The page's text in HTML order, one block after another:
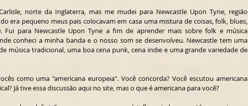
norte da Inglaterra, mas me mudei para Newcastle Upon Tyne, região
era pequeno meus pais colocavam em casa uma mistura de coisas, folk, blues,
Fui para Newcastle Upon Tyne a fim de aprender mais sobre folk e música
conheci a minha banda e o nosso som se desenvolveu. Newcastle tem uma
música tradicional, uma boa cena punk, cena indie e uma grande variedade de
como uma "americana europeia". Você concorda? Você escutou americana
Já tive essa discussão aqui no site, mas o que é americana para você?